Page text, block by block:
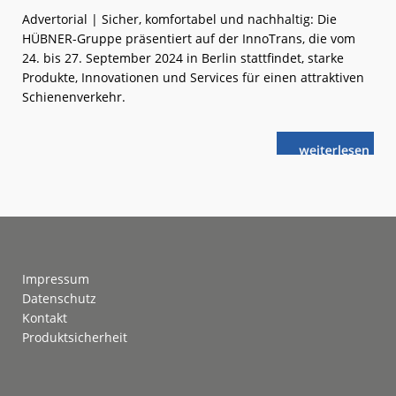
Advertorial | Sicher, komfortabel und nachhaltig: Die
HÜBNER-Gruppe präsentiert auf der InnoTrans, die vom
24. bis 27. September 2024 in Berlin stattfindet, starke
Produkte, Innovationen und Services für einen attraktiven
Schienenverkehr.
weiterlese
nHÜBNER:
Impressum
Datenschutz
Kontakt
Produktsicherheit